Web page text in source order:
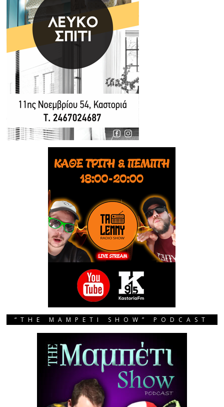
“THE MAMPETI SHOW” PODCAST